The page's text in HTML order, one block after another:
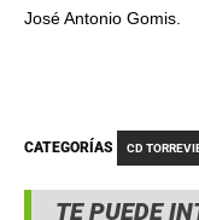
TE PUEDE
José Antonio Gomis.
CATEGORÍAS CD